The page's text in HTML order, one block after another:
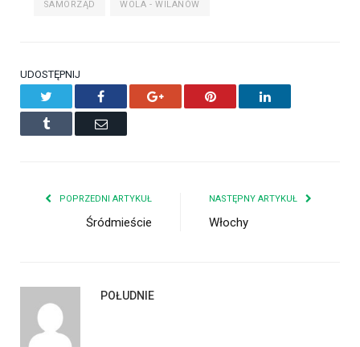
SAMORZĄD WOLA - WILANÓW
UDOSTĘPNIJ
Facebook Google+ Pinterest LinkedIn
Tumblr Email
POPRZEDNI ARTYKUŁ
Śródmieście
NASTĘPNY ARTYKUŁ
Włochy
POŁUDNIE